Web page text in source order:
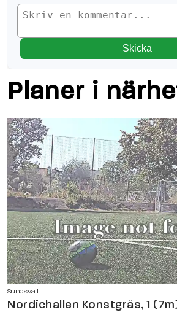
Skicka
Planer i
Sundsvall
Nordichallen Konstgräs, 1